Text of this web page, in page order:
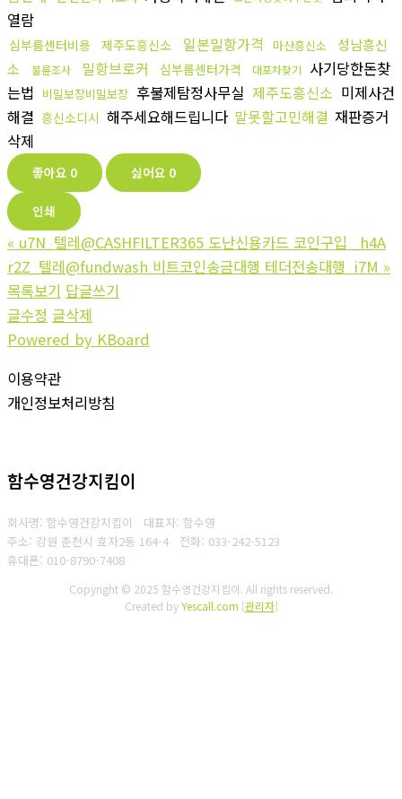
열람
심부름센터비용 제주도흥신소 일본밀항가격 마산흥신소
성남흥신
소
불륜조사 밀항브로커 심부름센터가격 대포차찾기
사기당한돈찾
는법 비밀보장비밀보장 후불제탐정사무실 제주도흥신소 미제사건
해결 흥신소디시 해주세요해드립니다 말못할고민해결 재판증거
삭제
좋아요 0 싫어요 0
인쇄
« u7N_텔레@CASHFILTER365 도난신용카드 코인구입 _h4A
r2Z_텔레@fundwash 비트코인송금대행 테더전송대행_i7M »
목록보기 답글쓰기
글수정 글삭제
Powered by KBoard
이용약관
개인정보처리방침
함수영건강지킴이
회사명: 함수영건강지킴이 대표자: 함수영
주소: 강원 춘천시 효자2동 164-4 전화: 033-242-5123
휴대폰: 010-8790-7408
Copyright © 2025 함수영건강지킴이. All rights reserved.
Created byYescall.com [관리자]